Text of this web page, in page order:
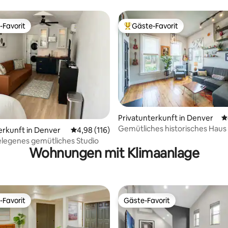
4,97 von 5, 104 Bewertungen
Gäste-Favorit.
Favorit
in Denver Durchschnittliche Bewertung: 4,98 von 5,
4,98 (116)
gemütliches Studio
Beliebter Gäste-Favorit.
Gäste-Favorit
Privatunterkunft in Denver
Gemütliches historisches Haus
Wohnungen mit Klimaanlage
Gäste-Favorit.
Favorit Gäste-Favorit
Gäste-Favorit